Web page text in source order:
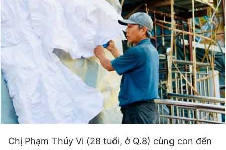
Chị Phạm Thúy Vi (28 tuổi, ở Q.8) cùng con đến